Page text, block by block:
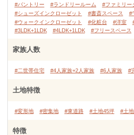
#パントリー #ランドリールーム
#ファミリー
#シューズインクローゼット
#書斎スペース #
#ウォークインクローゼット
#化粧台 #洋室
#3LDK+1LDK
#4LDK+1LDK #フリースペース
家族人数
#二世帯住宅 #4人家族+2人家族 #6人家族 #
土地特徴
#変形地 #密集地 #東道路 #土地45坪 #土
特徴